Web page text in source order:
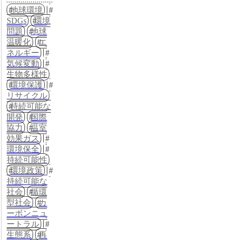
地球環境
SDGs
環境
問題
地球
温暖化
エ
ネルギー
気候変動
生物多様性
環境保護
リサイクル
持続可能な
開発
国際
協力
温室
効果ガス
環境保全
持続可能性
環境政策
持続可能な
社会
循環
型社会
カ
ーボンニュ
ートラル
生態系
再